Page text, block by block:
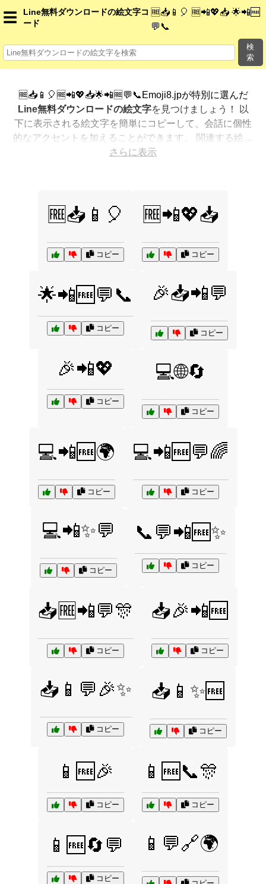
☰
Line無料ダウンロードの絵文字コ
ード
🆓📥📱🎈 🆓📲💖📥 🌟📲🆓
💬📞
検
索
🆓📥📱🎈🆓📲💖📥🌟📲🆓💬📞Emoji8.jpが特別に選んだ
Line無料ダウンロードの絵文字を見つけましょう！ 以
下に表示される絵文字を簡単にコピーして、会話に個性
的なアクセントを加えることができます。 関連する絵文
字を最も人気のある順に表示しました。さらに多くのオ
さらに表示
🆓📥📱🎈
コピー
🆓📲💖📥
コピー
🌟📲🆓💬📞
コピー
🎉📥📲💬
コピー
🎉📲💖
コピー
💻🌐🔄
コピー
💻📲🆓🌍
コピー
💻📲🆓💬🌈
コピー
💻📲✨💬
コピー
📞💬📲🆓✨
コピー
📥🆓📲💬🎊
コピー
📥🎉📲🆓
コピー
📥📱💬🎉✨
コピー
📥📱✨🆓
コピー
📱🆓🎉
コピー
📱🆓📞🎊
コピー
📱🆓🔄💬
コピー
📱💬🔗🌍